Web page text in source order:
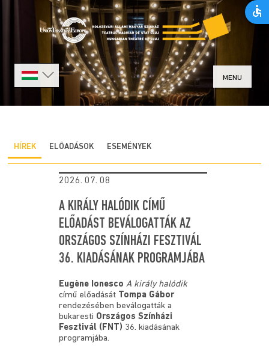
MENU
HÍREK ELŐADÁSOK ESEMÉNYEK
2026. 07. 08
A KIRÁLY HALÓDIK CÍMŰ
ELŐADÁST BEVÁLOGATTÁK AZ
ORSZÁGOS SZÍNHÁZI FESZTIVÁL
36. KIADÁSÁNAK PROGRAMJÁBA
Eugène Ionesco A király halódik
című előadásátTompa Gábor
rendezésében beválogatták a
bukaresti Országos Színházi
Fesztivál (FNT) 36. kiadásának
programjába.